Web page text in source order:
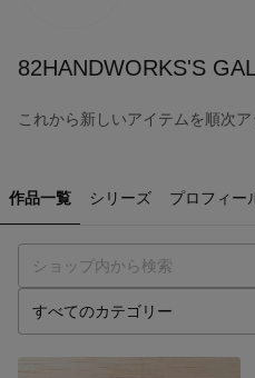
82HANDWORKS'S
これから新しいアイテムを順次ア
作品一覧 シリーズ プロフィー